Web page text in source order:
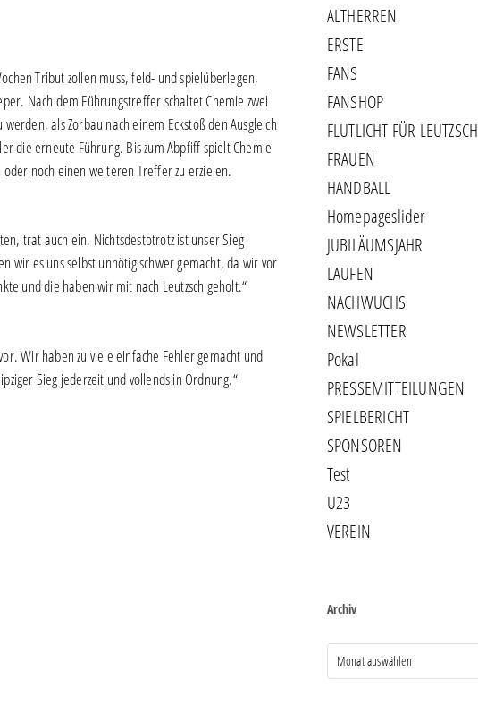
Tribut zollen muss, feld- und spielüberlegen,
Nach dem Führungstreffer schaltet Chemie zwei
als Zorbau nach einem Eckstoß den Ausgleich
die erneute Führung. Bis zum Abpfiff spielt Chemie
noch einen weiteren Treffer zu erzielen.
trat auch ein. Nichtsdestotrotz ist unser Sieg
es uns selbst unnötig schwer gemacht, da wir vor
und die haben wir mit nach Leutzsch geholt.“
Wir haben zu viele einfache Fehler gemacht und
Sieg jederzeit und vollends in Ordnung.“
ALTHERREN
ERSTE
FANS
FANSHOP
FLUTLICHT FÜR LEUTZSCH
FRAUEN
HANDBALL
Homepageslider
JUBILÄUMSJAHR
LAUFEN
NACHWUCHS
NEWSLETTER
Pokal
PRESSEMITTEILUNGEN
SPIELBERICHT
SPONSOREN
Test
U23
VEREIN
Archiv
Monat auswählen